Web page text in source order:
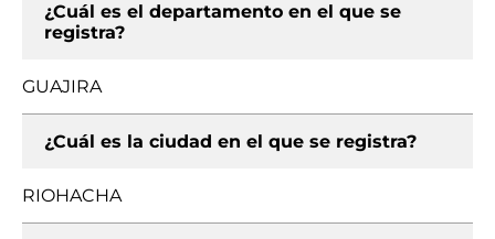
¿Cuál es el departamento en el que se
registra?
GUAJIRA
¿Cuál es la ciudad en el que se registra?
RIOHACHA